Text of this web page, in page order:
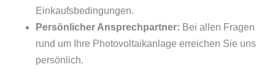
Einkaufsbedingungen.
Persönlicher Ansprechpartner: Bei allen Fragen
rund um Ihre Photovoltaikanlage erreichen Sie uns
persönlich.